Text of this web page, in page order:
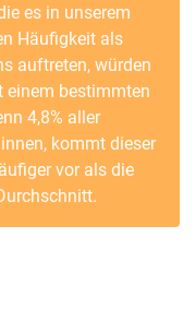
es in unserem
Häufigkeit als
auftreten, würden
einem bestimmten
4,8% aller
kommt dieser
vor als die